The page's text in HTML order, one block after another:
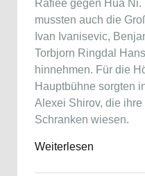
Rafiee gegen Hua
mussten auch die
Ivan Ivanisevic,
Torbjorn Ringdal
hinnehmen. Für die
Hauptbühne sorgten
Alexei Shirov, die
Schranken wiesen.
Weiterlesen